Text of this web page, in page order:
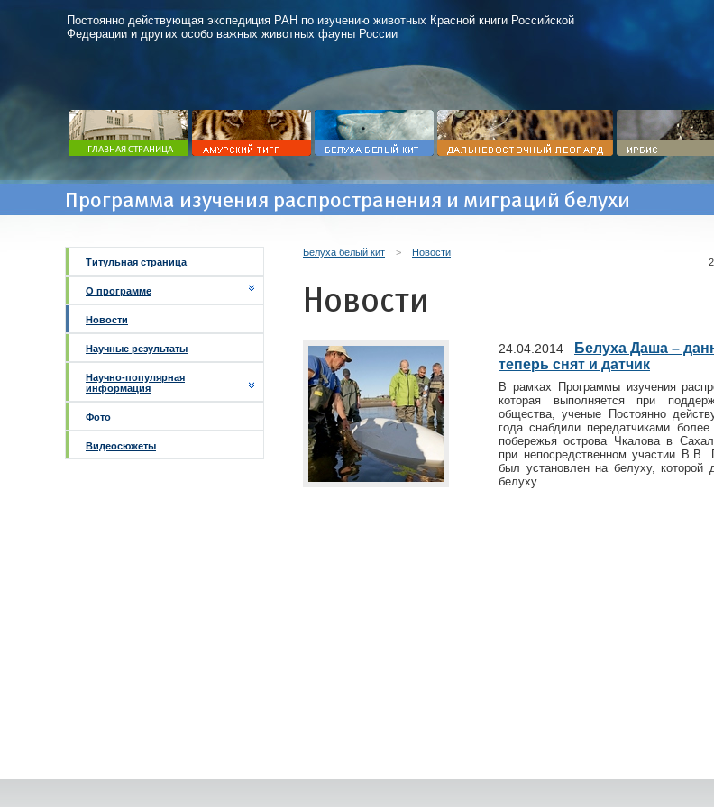
Постоянно действующая экспедиция РАН по изучению животных Красной книги Российской
Федерации и других особо важных животных фауны России
Программа изучения распространения и миграций белухи
Титульная страница
О программе
Новости
Научные результаты
Научно-популярная
информация
Фото
Видеосюжеты
Белуха белый кит > Новости
Новости
24.04.2014
Белуха Даша –
теперь снят и датчик
В рамках Программы изучения
которая выполняется при
общества, ученые Постоянно
года снабдили передатчиками
побережья острова Чкалова в
при непосредственном участии В.В.
был установлен на белуху,
белуху.